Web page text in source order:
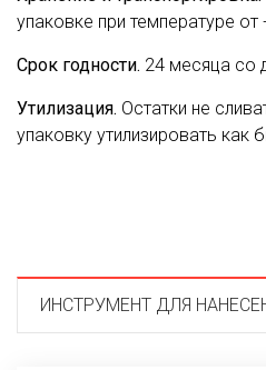
упаковке при температуре от
Срок годности. 24 месяца со
Утилизация. Остатки не
упаковку утилизировать как
ИНСТРУМЕНТ ДЛЯ